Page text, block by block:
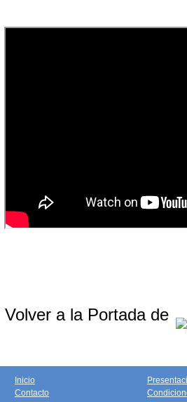
Volver a la Portada de
Inicio
Contacto